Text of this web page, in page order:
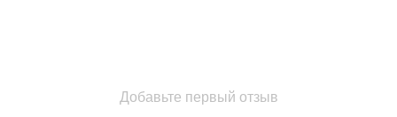
Добавьте первый отзыв